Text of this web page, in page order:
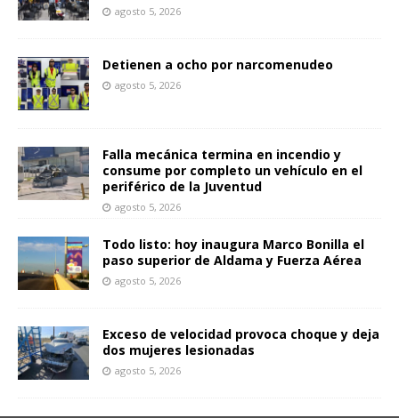
agosto 5, 2026
Detienen a ocho por narcomenudeo
agosto 5, 2026
Falla mecánica termina en incendio y
consume por completo un vehículo en el
periférico de la Juventud
agosto 5, 2026
Todo listo: hoy inaugura Marco Bonilla el
paso superior de Aldama y Fuerza Aérea
agosto 5, 2026
Exceso de velocidad provoca choque y deja
dos mujeres lesionadas
agosto 5, 2026